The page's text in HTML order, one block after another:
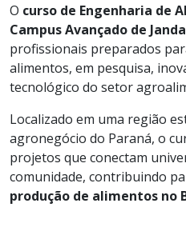
O curso de Engenharia de
Campus Avançado de
profissionais preparados
alimentos, em pesquisa,
tecnológico do setor
Localizado em uma região
agronegócio do Paraná, o
projetos que conectam
comunidade, contribuindo
produção de alimentos no